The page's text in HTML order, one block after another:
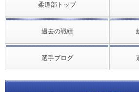
柔道部トップ
過去の戦績
選手ブログ